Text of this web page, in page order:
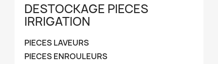
DESTOCKAGE PIECES
IRRIGATION
PIECES LAVEURS
PIECES ENROULEURS